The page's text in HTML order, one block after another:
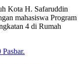
Kota H. Safaruddin
mahasiswa Program
4 di Rumah